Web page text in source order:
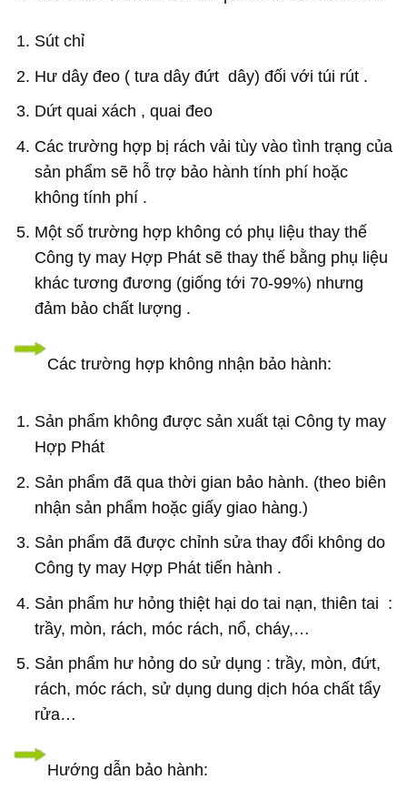
Sút chỉ
Hư dây đeo ( tưa dây đứt dây) đối với túi rút .
Dứt quai xách , quai đeo
Các trường hợp bị rách vải tùy vào tình trạng của
sản phẩm sẽ hỗ trợ bảo hành tính phí hoặc
không tính phí .
Một số trường hợp không có phụ liệu thay thế
Công ty may Hợp Phát sẽ thay thế bằng phụ liệu
khác tương đương (giống tới 70-99%) nhưng
đảm bảo chất lượng .
Các trường hợp không nhận bảo hành:
Sản phẩm không được sản xuất tại Công ty may
Hợp Phát
Sản phẩm đã qua thời gian bảo hành. (theo biên
nhận sản phẩm hoặc giấy giao hàng.)
Sản phẩm đã được chỉnh sửa thay đổi không do
Công ty may Hợp Phát tiến hành .
Sản phẩm hư hỏng thiệt hại do tai nạn, thiên tai :
trầy, mòn, rách, móc rách, nổ, cháy,…
Sản phẩm hư hỏng do sử dụng : trầy, mòn, đứt,
rách, móc rách, sử dụng dung dịch hóa chất tẩy
rửa…
Hướng dẫn bảo hành: